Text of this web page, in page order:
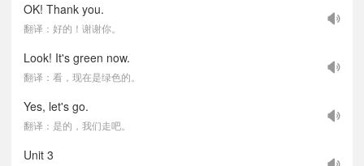
OK! Thank you.
翻译：好的！谢谢你。
Look! It's green now.
翻译：看，现在是绿色的。
Yes, let's go.
翻译：是的，我们走吧。
Unit 3